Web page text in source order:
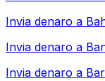
Invia denaro a
Invia denaro a
Invia denaro a